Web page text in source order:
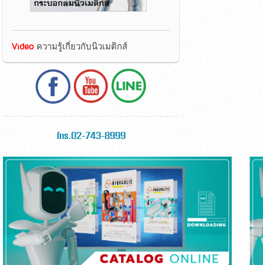
Videoความรู้เกี่ยวกับนิวเมติกส์
โทร.02-743-8999